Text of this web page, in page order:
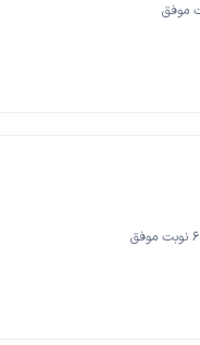
موفق
نوبت موفق